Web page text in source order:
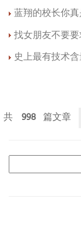
蓝翔的校长你
找女朋友不要
史上最有技术
998